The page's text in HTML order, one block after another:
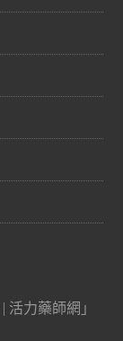
活力藥師網 」